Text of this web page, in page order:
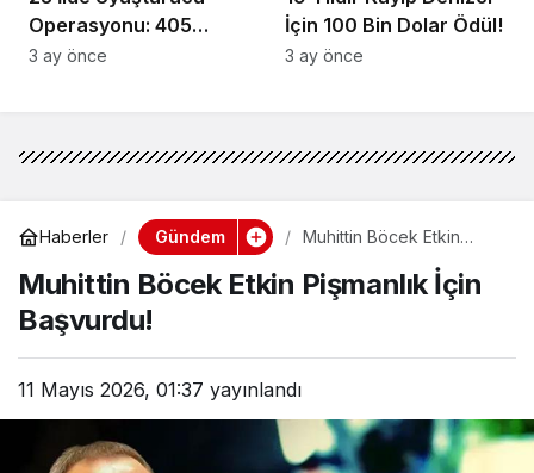
Operasyonu: 405
Gözaltı!
3 ay önce
İçin 100 Bin Dolar Ödül!
3 ay önce
Haberler Gündem
Muhittin Böcek Etkin
Muhittin Böcek Etkin Pişmanlık İçin
Başvurdu!
11 Mayıs 2026, 01:37 yayınlandı